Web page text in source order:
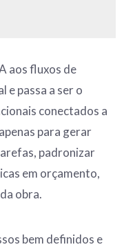
aos fluxos de
e passa a ser o
conectados a
para gerar
padronizar
em orçamento,
obra.
bem definidos e